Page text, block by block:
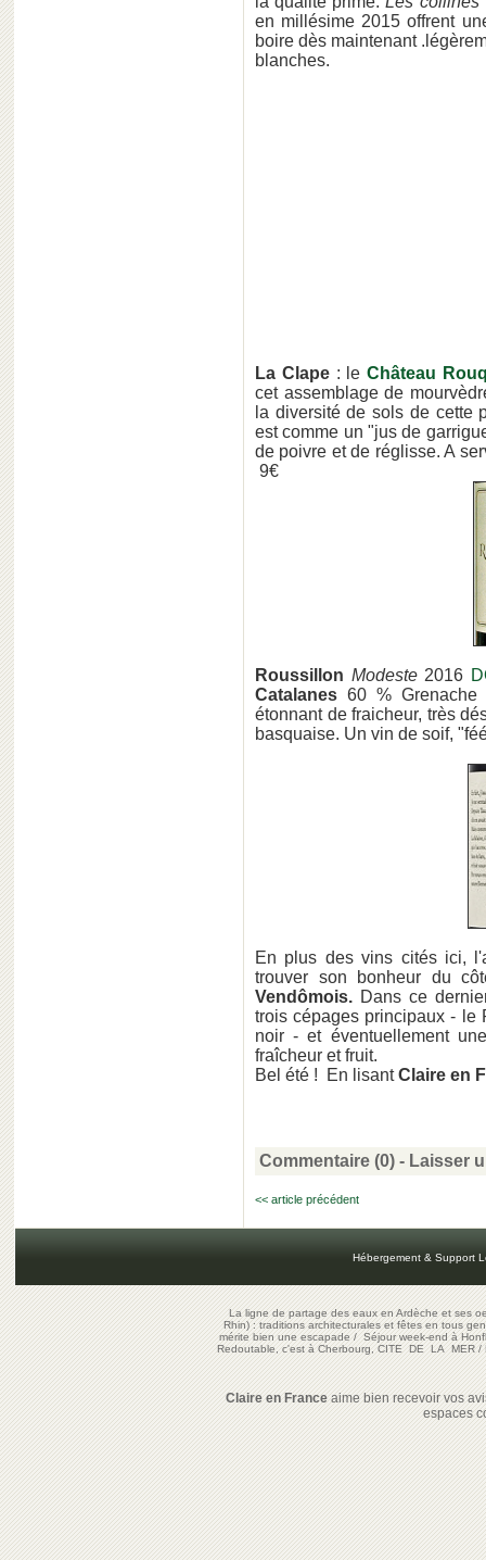
en millésime 2015 offrent
boire dès maintenant
blanches.
La Clape: leChâteau
cet assemblage de
la diversité de sols de cette
est comme un "jus de
de poivre et de réglisse. A
9€
Roussillon Modeste2016
Catalanes 60 %
étonnant de fraicheur, très
basquaise. Un vin de soif,
En plus des vins cités ici,
trouver son bonheur du
Vendômois. Dans ce
trois cépages principaux - le
noir - et éventuellement
fraîcheur et fruit.
Bel été ! En lisantClaire en
Commentaire (0) - Laisser
<< article précédent
Hébergement & Support
La ligne de partage des eaux en Ardèche et ses
Rhin) : traditions architecturales et fêtes en tous
mérite bien une escapade/Séjour week-end à
Redoutable, c'est à Cherbourg, CITE DE LA MER/
Claire en Franceaime bien recevoir vos
espaces